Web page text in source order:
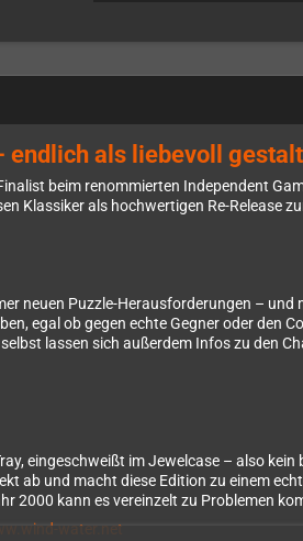
als liebevoll
beim renommierten Independent
Klassiker als hochwertigen Re-Release
neuen Puzzle-Herausforderungen –
egal ob gegen echte Gegner oder den
lassen sich außerdem Infos zu den
eingeschweißt im Jewelcase – also
ab und macht diese Edition zu einem
2000 kann es vereinzelt zu Problemen
water.net